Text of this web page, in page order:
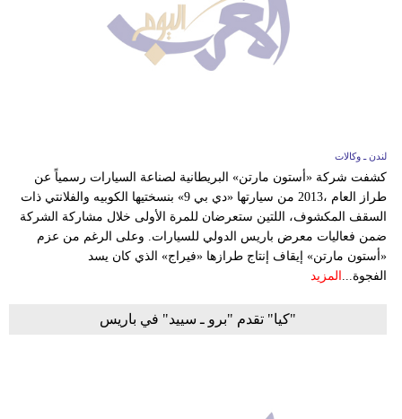
فيديو
سيارات
لندن ـ وكالات
كشفت شركة «أستون مارتن» البريطانية لصناعة السيارات رسمياً عن
طراز العام ،2013 من سيارتها «دي بي 9» بنسختيها الكوبيه والفلانتي ذات
السقف المكشوف، اللتين ستعرضان للمرة الأولى خلال مشاركة الشركة
ضمن فعاليات معرض باريس الدولي للسيارات. وعلى الرغم من عزم
«أستون مارتن» إيقاف إنتاج طرازها «فيراج» الذي كان يسد
الفجوة... المزيد
"كيا" تقدم "برو ـ سييد" في باريس